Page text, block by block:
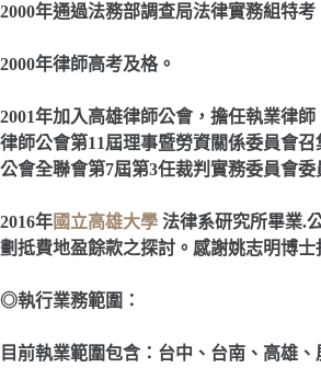
2000年通過法務部調查局法律實務組特考
2000年律師高考及格。
2001年加入高雄律師公會，擔任執業律師
律師公會第11屆理事暨勞資關係委員會
公會全聯會第7屆第3任裁判實務委員會委
2016年國立高雄大學 法律系研究所畢業.
劃抵費地盈餘款之探討。感謝姚志明博士
◎執行業務範圍：
目前執業範圍包含：台中、台南、高雄、